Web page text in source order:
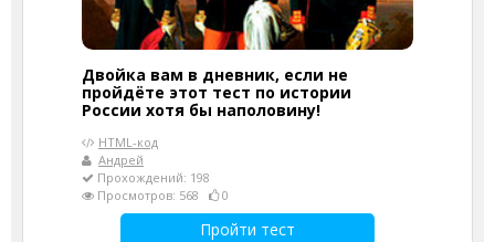
Двойка вам в дневник, если не
пройдёте этот тест по истории
России хотя бы наполовину!
HTML-код
Андрей
Прохождений: 198
Просмотров: 568
0
Пройти тест